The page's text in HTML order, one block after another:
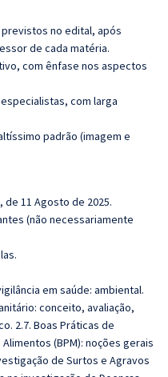
no edital, após
de cada matéria.
com ênfase nos aspectos
com larga
padrão (imagem e
de 11 Agosto de 2025.
(não necessariamente
em saúde: ambiental.
conceito, avaliação,
2.7. Boas Práticas de
(BPM): noções gerais
de Surtos e Agravos